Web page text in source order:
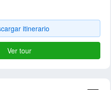
itinerario
Ver tour